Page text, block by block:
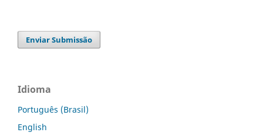
Enviar Submissão
Idioma
Português (Brasil)
English